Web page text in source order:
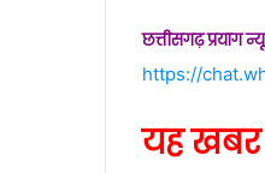
छत्तीसगढ़
https://
यह